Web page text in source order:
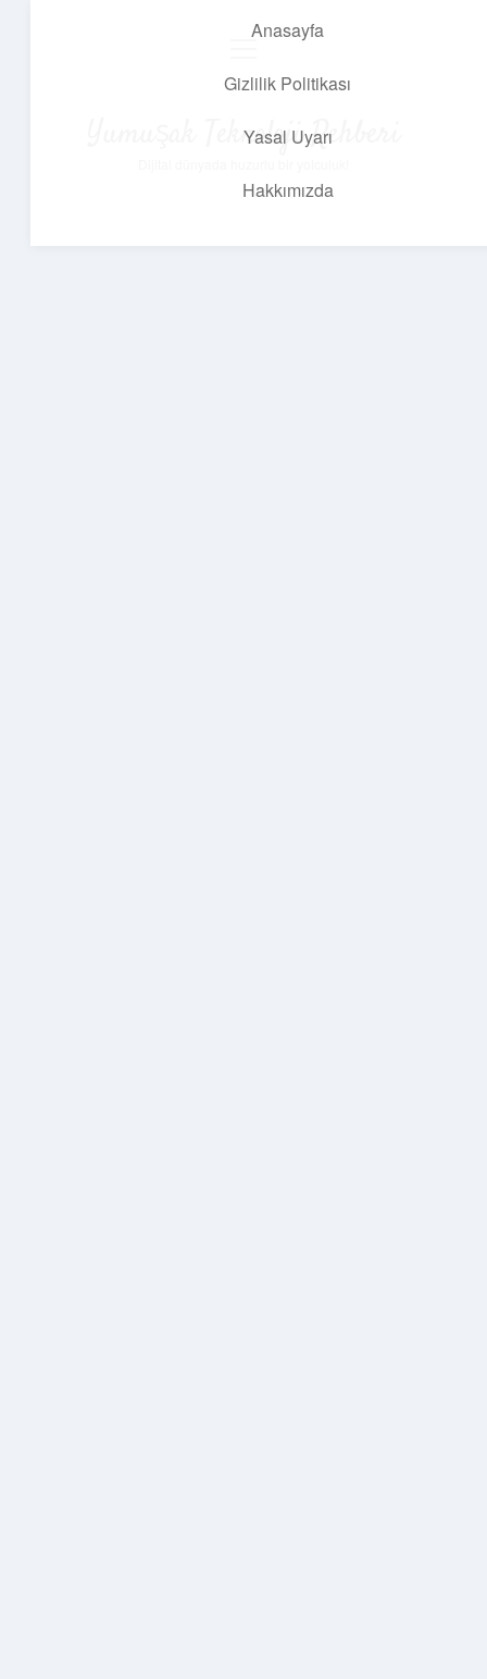
Anasayfa
Gizlilik Politikası
Yasal Uyarı
Hakkımızda
Yumuşak Teknoloji Rehberi